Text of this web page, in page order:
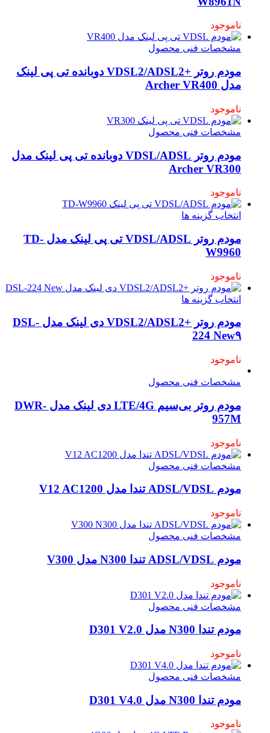
ناموجود
مشخصات فنی محصول
مودم روتر +VDSL2/ADSL2 دوبانده تی پی لینک
مدل Archer VR400
ناموجود
مشخصات فنی محصول
مودم روتر VDSL/ADSL دوبانده تی پی لینک مدل
Archer VR300
ناموجود
انتخاب گزینه ها
مودم روتر VDSL/ADSL تی پی لینک مدل TD-
W9960
ناموجود
انتخاب گزینه ها
مودم روتر +VDSL2/ADSL2 دی لینک مدل DSL-
224 New۹
ناموجود
مشخصات فنی محصول
مودم روتر بی‌سیم LTE/4G دی لینک مدل DWR-
957M
ناموجود
مشخصات فنی محصول
مودم ADSL/VDSL تندا مدل V12 AC1200
ناموجود
مشخصات فنی محصول
مودم ADSL/VDSL تندا N300 مدل V300
ناموجود
مشخصات فنی محصول
مودم تندا N300 مدل D301 V2.0
ناموجود
مشخصات فنی محصول
مودم تندا N300 مدل D301 V4.0
ناموجود